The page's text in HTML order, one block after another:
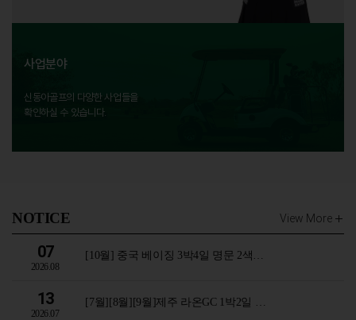
사업분야
신동아골프의 다양한 사업들을
확인하실 수 있습니다.
NOTICE View More
07
2026.08
[10월] 중국 베이징 3박4일 명문 2색…
13
2026.07
[7월][8월][9월]제주 라온GC 1박2일 …